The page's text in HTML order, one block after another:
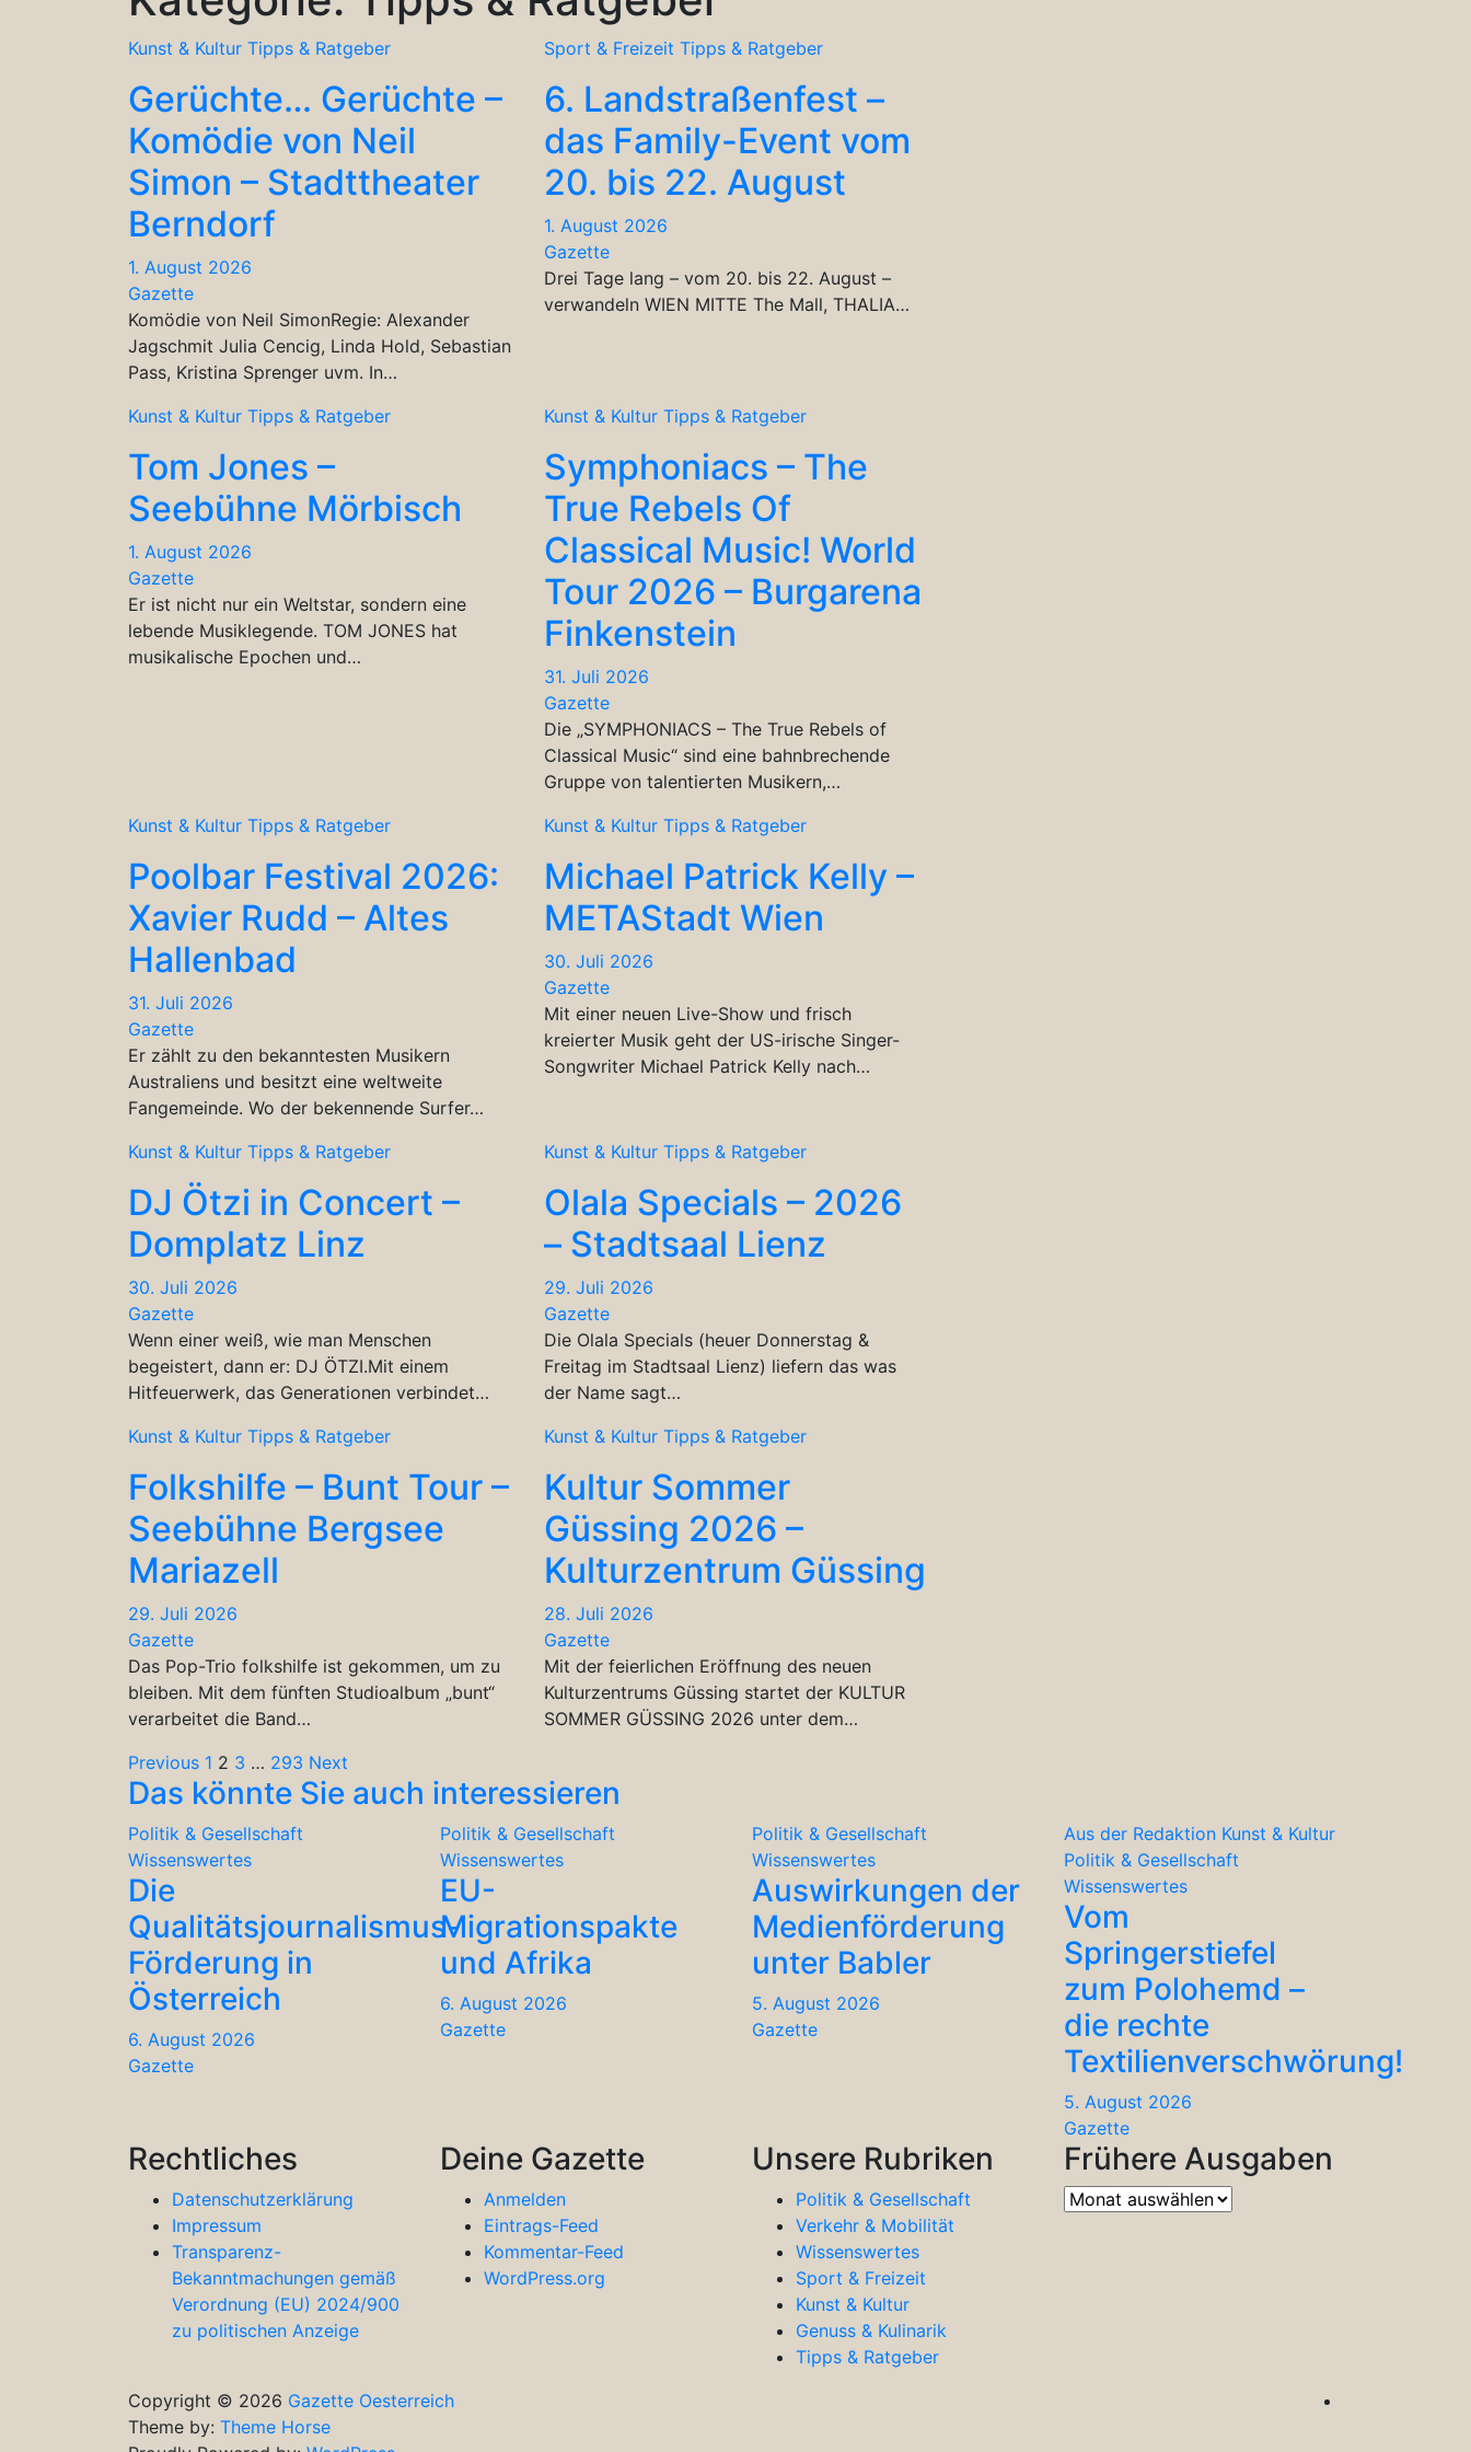
Kunst & Kultur Tipps & Ratgeber
Gerüchte… Gerüchte –
Komödie von Neil
Simon – Stadttheater
Berndorf
1. August 2026
Gazette
Komödie von Neil SimonRegie: Alexander
Jagschmit Julia Cencig, Linda Hold, Sebastian
Pass, Kristina Sprenger uvm. In…
Sport & Freizeit Tipps & Ratgeber
6. Landstraßenfest –
das Family-Event vom
20. bis 22. August
1. August 2026
Gazette
Drei Tage lang – vom 20. bis 22. August –
verwandeln WIEN MITTE The Mall, THALIA…
Kunst & Kultur Tipps & Ratgeber
Tom Jones –
Seebühne Mörbisch
1. August 2026
Gazette
Er ist nicht nur ein Weltstar, sondern eine
lebende Musiklegende. TOM JONES hat
musikalische Epochen und…
Kunst & Kultur Tipps & Ratgeber
Symphoniacs – The
True Rebels Of
Classical Music! World
Tour 2026 – Burgarena
Finkenstein
31. Juli 2026
Gazette
Die „SYMPHONIACS – The True Rebels of
Classical Music“ sind eine bahnbrechende
Gruppe von talentierten Musikern,…
Kunst & Kultur Tipps & Ratgeber
Poolbar Festival 2026:
Xavier Rudd – Altes
Hallenbad
31. Juli 2026
Gazette
Er zählt zu den bekanntesten Musikern
Australiens und besitzt eine weltweite
Fangemeinde. Wo der bekennende Surfer…
Kunst & Kultur Tipps & Ratgeber
Michael Patrick Kelly –
METAStadt Wien
30. Juli 2026
Gazette
Mit einer neuen Live-Show und frisch
kreierter Musik geht der US-irische Singer-
Songwriter Michael Patrick Kelly nach…
Kunst & Kultur Tipps & Ratgeber
DJ Ötzi in Concert –
Domplatz Linz
30. Juli 2026
Gazette
Wenn einer weiß, wie man Menschen
begeistert, dann er: DJ ÖTZI.Mit einem
Hitfeuerwerk, das Generationen verbindet…
Kunst & Kultur Tipps & Ratgeber
Olala Specials – 2026
– Stadtsaal Lienz
29. Juli 2026
Gazette
Die Olala Specials (heuer Donnerstag &
Freitag im Stadtsaal Lienz) liefern das was
der Name sagt…
Kunst & Kultur Tipps & Ratgeber
Folkshilfe – Bunt Tour –
Seebühne Bergsee
Mariazell
29. Juli 2026
Gazette
Das Pop-Trio folkshilfe ist gekommen, um zu
bleiben. Mit dem fünften Studioalbum „bunt“
verarbeitet die Band…
Kunst & Kultur Tipps & Ratgeber
Kultur Sommer
Güssing 2026 –
Kulturzentrum Güssing
28. Juli 2026
Gazette
Mit der feierlichen Eröffnung des neuen
Kulturzentrums Güssing startet der KULTUR
SOMMER GÜSSING 2026 unter dem…
Seitennummerierung
der
Beiträge
Previous 1 2 3 … 293 Next
Das könnte Sie auch interessieren
Politik & Gesellschaft
Wissenswertes
Die
Qualitätsjournalismus-
Förderung in
Österreich
6. August 2026
Gazette
Politik & Gesellschaft
Wissenswertes
EU-
Migrationspakte
und Afrika
6. August 2026
Gazette
Politik & Gesellschaft
Wissenswertes
Auswirkungen der
Medienförderung
unter Babler
5. August 2026
Gazette
Aus der Redaktion Kunst & Kultur
Politik & Gesellschaft
Wissenswertes
Vom
Springerstiefel
zum Polohemd –
die rechte
Textilienverschwörung!
5. August 2026
Gazette
Rechtliches
Datenschutzerklärung
Impressum
Transparenz-
Bekanntmachungen gemäß
Verordnung (EU) 2024/900
zu politischen Anzeige
Deine Gazette
Anmelden
Eintrags-Feed
Kommentar-Feed
WordPress.org
Unsere Rubriken
Politik & Gesellschaft
Verkehr & Mobilität
Wissenswertes
Sport & Freizeit
Kunst & Kultur
Genuss & Kulinarik
Tipps & Ratgeber
Frühere Ausgaben
Frühere
Copyright © 2026 Gazette Oesterreich
Theme by: Theme Horse